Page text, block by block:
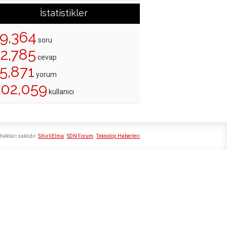
İstatistikler
soru
cevap
yorum
kullanıcı
SihirliElma SDN Forum Teknoloji Haberleri
saklıdır